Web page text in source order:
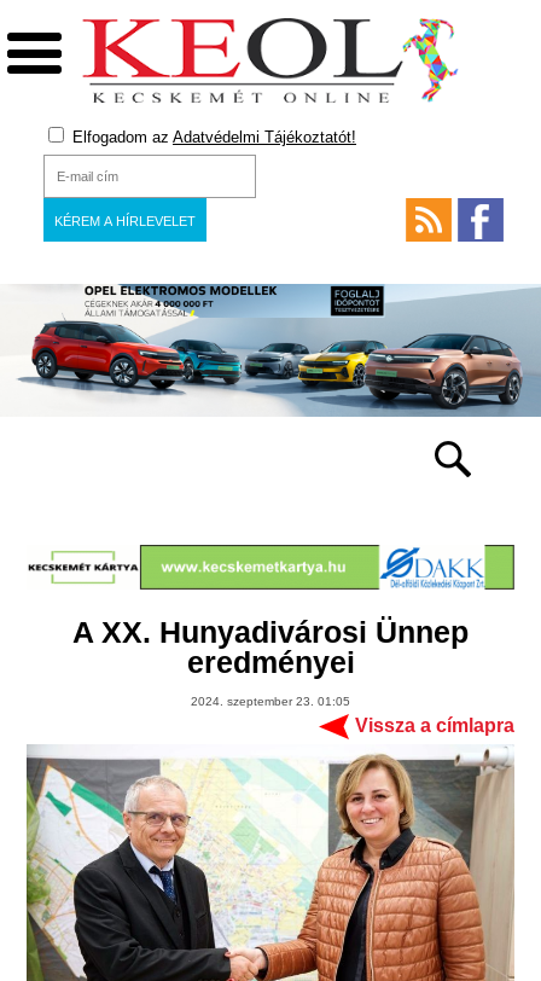
Elfogadom az Adatvédelmi Tájékoztatót!
A XX. Hunyadivárosi Ünnep
eredményei
2024. szeptember 23. 01:05
Vissza a címlapra